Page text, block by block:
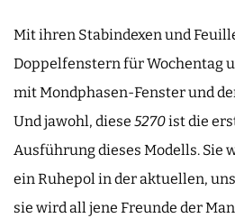
Mit ihren Stabindexen und
Doppelfenstern für Wochentag
mit Mondphasen-Fenster und
Und jawohl, diese 5270ist die
Ausführung dieses Modells. Sie
ein Ruhepol in der aktuellen,
sie wird all jene Freunde der